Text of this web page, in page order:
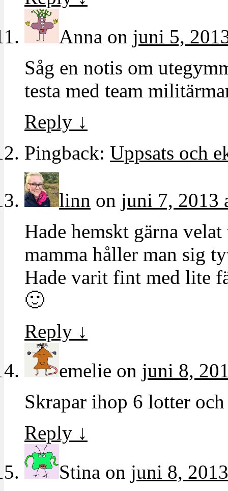
Anna on juni 5,
Såg en notis om
testa med team
Reply ↓
Pingback: Uppsats och
linn on juni 7, 2013
Hade hemskt gärna
mamma håller man sig
Hade varit fint med lite
🙂
Reply ↓
emelie on juni 8,
Skrapar ihop 6 lotter
Reply ↓
Stina on juni 8,